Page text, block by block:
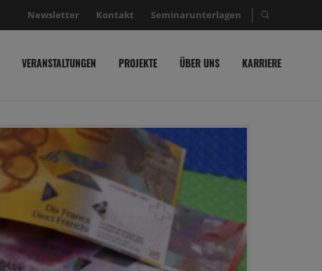
Newsletter Kontakt Seminarunterlagen Suche
VERANSTALTUNGEN PROJEKTE ÜBER UNS KARRIERE